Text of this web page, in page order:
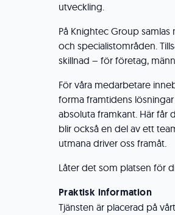
utveckling.
På Knightec Group
och specialistområden.
skillnad – för företag,
För våra medarbetare
forma framtidens
absoluta framkant. Här får
blir också en del av ett
utmana driver oss framåt.
Låter det som platsen för
Praktisk information
Tjänsten är placerad på